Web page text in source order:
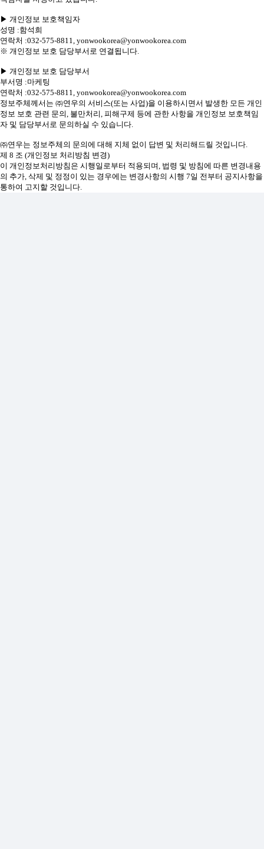
▶ 개인정보 보호책임자
성명 :함석희
연락처 :032-575-8811, yonwookorea@yonwookorea.com
※ 개인정보 보호 담당부서로 연결됩니다.
▶ 개인정보 보호 담당부서
부서명 :마케팅
연락처 :032-575-8811, yonwookorea@yonwookorea.com
정보주체께서는 ㈜연우의 서비스(또는 사업)을 이용하시면서 발생한 모든 개인
정보 보호 관련 문의, 불만처리, 피해구제 등에 관한 사항을 개인정보 보호책임
자 및 담당부서로 문의하실 수 있습니다.
㈜연우는 정보주체의 문의에 대해 지체 없이 답변 및 처리해드릴 것입니다.
제 8 조 (개인정보 처리방침 변경)
이 개인정보처리방침은 시행일로부터 적용되며, 법령 및 방침에 따른 변경내용
의 추가, 삭제 및 정정이 있는 경우에는 변경사항의 시행 7일 전부터 공지사항을
통하여 고지할 것입니다.